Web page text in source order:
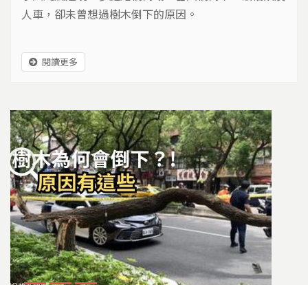
人車，卻未曾想過樹木倒下的原因。
閱讀更多